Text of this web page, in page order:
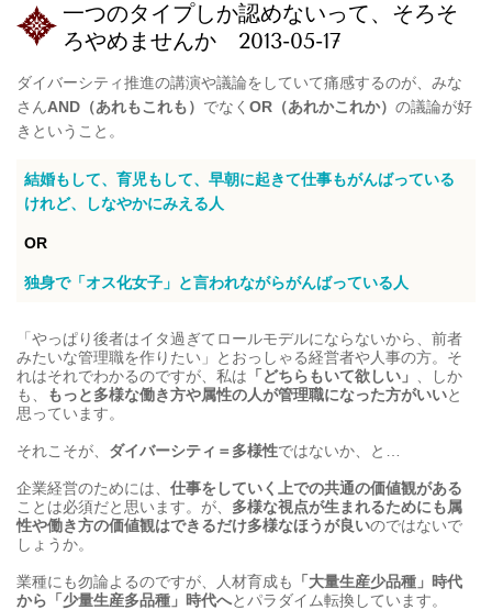
一つのタイプしか認めないって、そろそ
ろやめませんか 2013-05-17
ダイバーシティ推進の講演や議論をしていて痛感するのが、みな
さんAND（あれもこれも） でなく OR（あれかこれか） の議論が好
きということ。
結婚もして、育児もして、早朝に起きて仕事もがんばっている
けれど、しなやかにみえる人
OR
独身で「オス化女子」と言われながらがんばっている人
「やっぱり後者はイタ過ぎてロールモデルにならないから、前者
みたいな管理職を作りたい」とおっしゃる経営者や人事の方。そ
れはそれでわかるのですが、私は 「どちらもいて欲しい」
、しか
も、
もっと多様な働き方や属性の人が管理職になった方がいいと
思っています。
それこそが、 ダイバーシティ＝多様性ではないか、と…
企業経営のためには、 仕事をしていく上での共通の価値観がある
ことは必須だと思います。が、 多様な視点が生まれるためにも属
性や働き方の価値観はできるだけ多様なほうが良いのではないで
しょうか。
業種にも勿論よるのですが、人材育成も
「大量生産少品種」時代
から「少量生産多品種」時代へとパラダイム転換しています。